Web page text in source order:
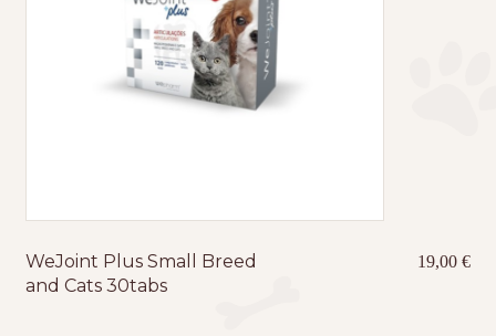
WeJoint Plus Small Breed
and Cats 30tabs
19,00€